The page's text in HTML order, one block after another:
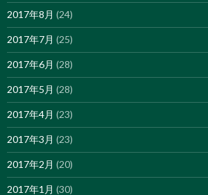
2017年8月 (24)
2017年7月 (25)
2017年6月 (28)
2017年5月 (28)
2017年4月 (23)
2017年3月 (23)
2017年2月 (20)
2017年1月 (30)